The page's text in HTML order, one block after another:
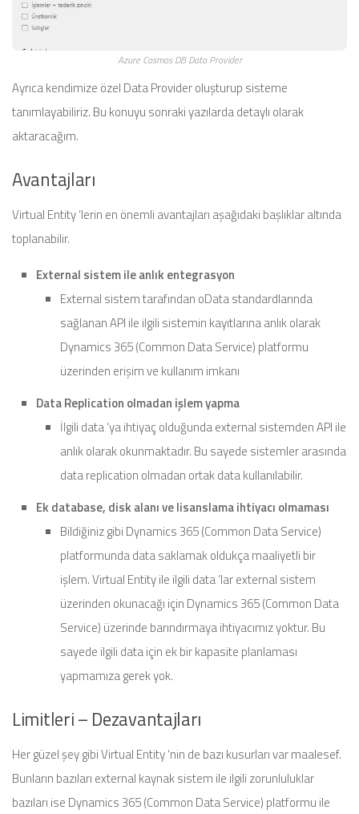
Azure Cosmos DB Data Provider
Ayrıca kendimize özel Data Provider oluşturup sisteme
tanımlayabiliriz. Bu konuyu sonraki yazılarda detaylı olarak
aktaracağım.
Avantajları
Virtual Entity ‘lerin en önemli avantajları aşağıdaki başlıklar altında
toplanabilir.
External sistem ile anlık entegrasyon
External sistem tarafından oData standardlarında
sağlanan API ile ilgili sistemin kayıtlarına anlık olarak
Dynamics 365 (Common Data Service) platformu
üzerinden erişim ve kullanım imkanı
Data Replication olmadan işlem yapma
İlgili data ‘ya ihtiyaç olduğunda external sistemden API ile
anlık olarak okunmaktadır. Bu sayede sistemler arasında
data replication olmadan ortak data kullanılabilir.
Ek database, disk alanı ve lisanslama ihtiyacı olmaması
Bildiğiniz gibi Dynamics 365 (Common Data Service)
platformunda data saklamak oldukça maaliyetli bir
işlem. Virtual Entity ile ilgili data ‘lar external sistem
üzerinden okunacağı için Dynamics 365 (Common Data
Service) üzerinde barındırmaya ihtiyacımız yoktur. Bu
sayede ilgili data için ek bir kapasite planlaması
yapmamıza gerek yok.
Limitleri – Dezavantajları
Her güzel şey gibi Virtual Entity ‘nin de bazı kusurları var maalesef.
Bunların bazıları external kaynak sistem ile ilgili zorunluluklar
bazıları ise Dynamics 365 (Common Data Service) platformu ile